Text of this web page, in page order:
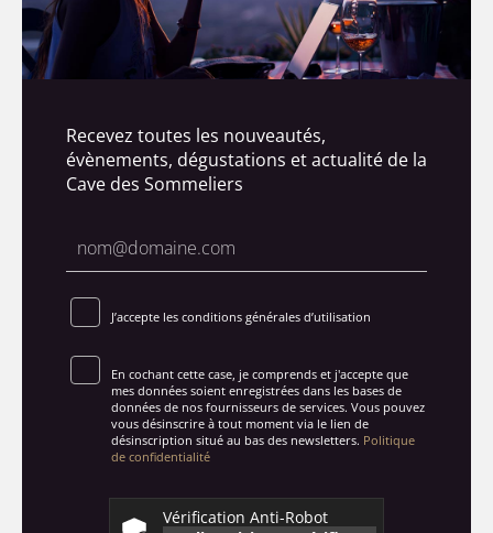
Recevez toutes les nouveautés,
évènements, dégustations et actualité de la
Cave des Sommeliers
J’accepte les conditions générales d’utilisation
En cochant cette case, je comprends et j'accepte que
mes données soient enregistrées dans les bases de
données de nos fournisseurs de services. Vous pouvez
vous désinscrire à tout moment via le lien de
désinscription situé au bas des newsletters. Politique
de confidentialité
Vérification Anti-Robot